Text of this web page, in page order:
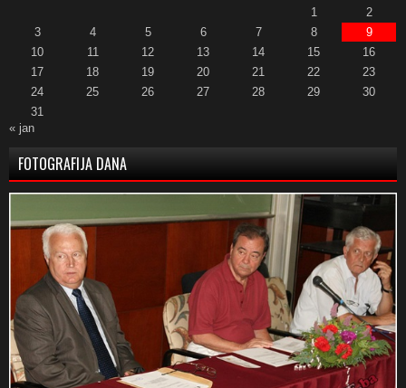
1
2
3
4 5 6 7 8
9
10
11 12 13 14 15
16
17
18 19 20 21 22
23
24
25 26 27 28 29
30
31
« jan
FOTOGRAFIJA DANA